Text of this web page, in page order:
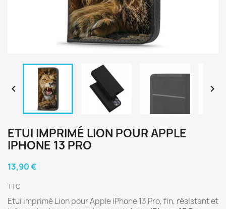
 
ETUI IMPRIMÉ LION POUR APPLE
IPHONE 13 PRO
13,90 €
TTC
Etui imprimé Lion pour Apple iPhone 13 Pro, fin, résistant et